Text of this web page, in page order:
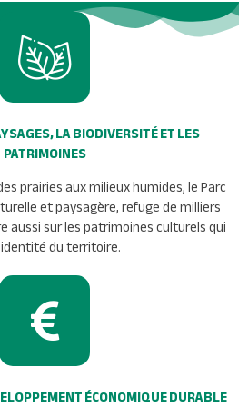
LA BIODIVERSITÉ ET LES
PATRIMOINES
prairies aux milieux humides, le Parc
et paysagère, refuge de milliers
aussi sur les patrimoines culturels qui
du territoire.
ÉCONOMIQUE DURABLE